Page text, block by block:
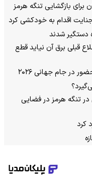
برای بازگشایی تنگه هرمز
اقدام به خودکشی کرد
قبلی برق آن نیاید قطع
در جام جهانی ۲۰۲۶
در تنگه هرمز در فضایی
کرد